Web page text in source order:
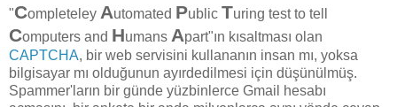
"Completeley Automated Public Turing test to tell
Computers and Humans Apart"ın kısaltması olan
CAPTCHA, bir web servisini kullananın insan mı, yoksa
bilgisayar mı olduğunun ayırdedilmesi için düşünülmüş.
Spammer'ların bir günde yüzbinlerce Gmail hesabı